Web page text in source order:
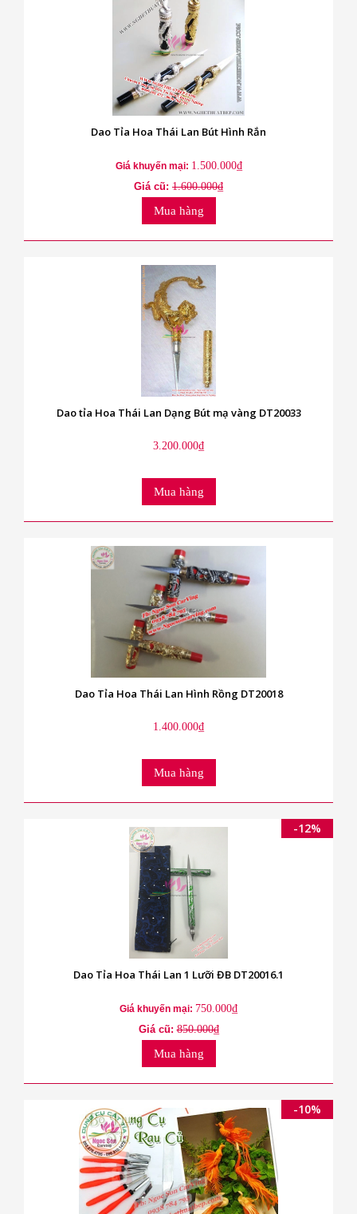
Dao Tỉa Hoa Thái Lan Bút Hình Rắn
Giá khuyến mại: 1.500.000₫
Giá cũ: 1.600.000₫
Mua hàng
Dao tỉa Hoa Thái Lan Dạng Bút mạ vàng DT20033
3.200.000₫
Mua hàng
Dao Tỉa Hoa Thái Lan Hình Rồng DT20018
1.400.000₫
Mua hàng
-12%
Dao Tỉa Hoa Thái Lan 1 Lưỡi ĐB DT20016.1
Giá khuyến mại: 750.000₫
Giá cũ:850.000₫
Mua hàng
-10%